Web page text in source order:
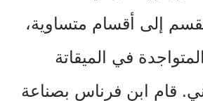
إلى أقسام متساوية،
في الميقاتة
قام ابن فرناس بصناعة